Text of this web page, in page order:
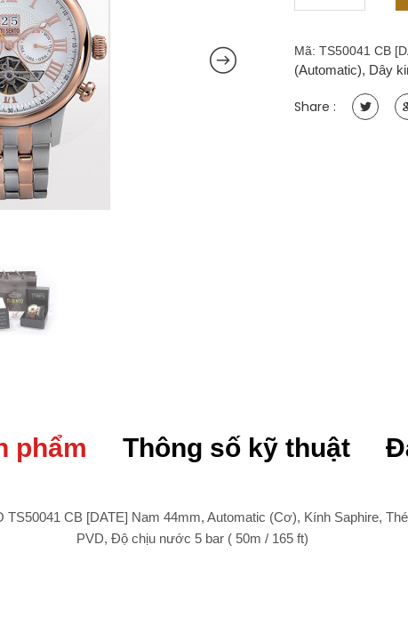
SENTO
TS50041
[DATE]
Mã: TS50041 CB
(Automatic), Dây
Share :
phẩm Thông số kỹ thuật
TS50041 CB [DATE] Nam 44mm, Automatic (Cơ), Kính Saphire,
PVD, Độ chịu nước 5 bar ( 50m / 165 ft)